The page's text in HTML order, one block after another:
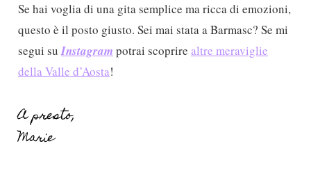
Se hai voglia di una gita semplice ma ricca di emozioni,
questo è il posto giusto. Sei mai stata a Barmasc? Se mi
segui suInstagram potrai scoprire altre meraviglie
della Valle d’Aosta!
A presto,
Marie